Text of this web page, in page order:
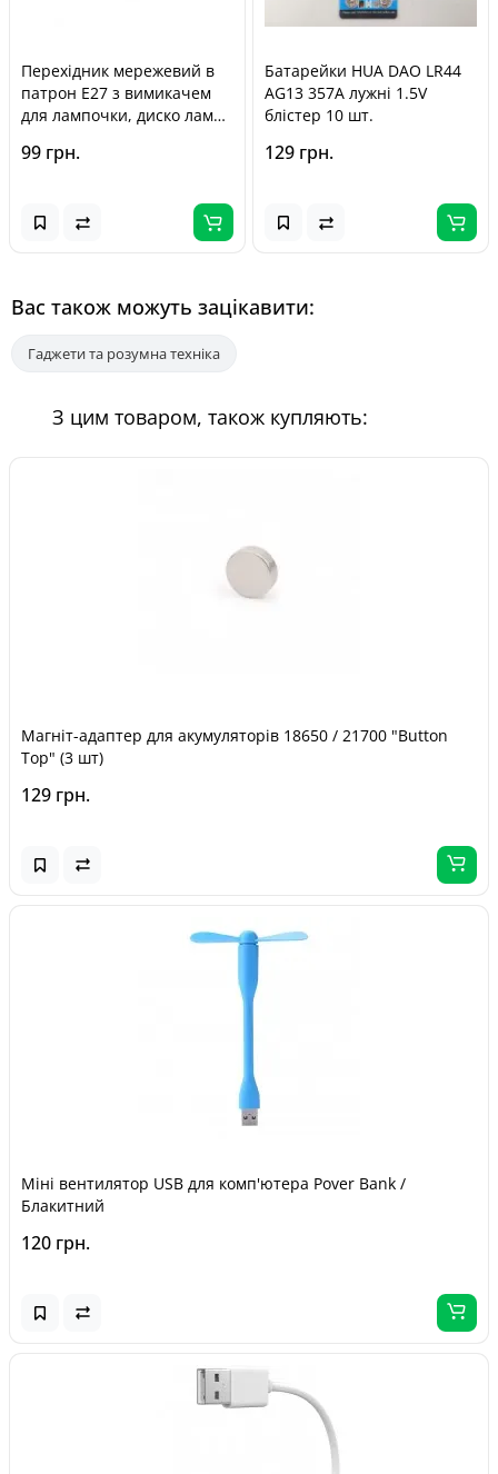
Перехідник мережевий в
патрон Е27 з вимикачем
для лампочки, диско лампи
99 грн.
Батарейки HUA DAO LR44
AG13 357A лужні 1.5V
блістер 10 шт.
129 грн.
Вас також можуть зацікавити:
Гаджети та розумна техніка
З цим товаром, також купляють:
Магніт-адаптер для акумуляторів 18650 / 21700 "Button
Top" (3 шт)
129 грн.
Міні вентилятор USB для комп'ютера Pover Bank /
Блакитний
120 грн.